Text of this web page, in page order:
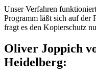
Unser Verfahren
Programm läßt sich auf der
fragt es den Kopierschutz
Oliver Joppich
Heidelberg: